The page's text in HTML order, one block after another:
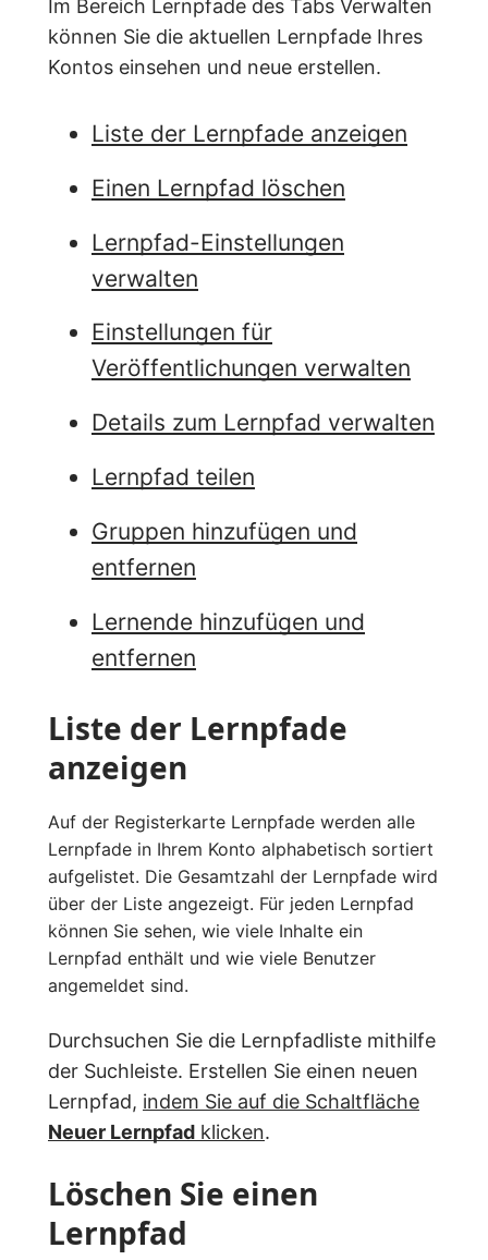
Im Bereich Lernpfade des Tabs Verwalten
können Sie die aktuellen Lernpfade Ihres
Kontos einsehen und neue erstellen.
Liste der Lernpfade anzeigen
Einen Lernpfad löschen
Lernpfad-Einstellungen
verwalten
Einstellungen für
Veröffentlichungen verwalten
Details zum Lernpfad verwalten
Lernpfad teilen
Gruppen hinzufügen und
entfernen
Lernende hinzufügen und
entfernen
Liste der Lernpfade
anzeigen
Auf der Registerkarte Lernpfade werden alle
Lernpfade in Ihrem Konto alphabetisch sortiert
aufgelistet. Die Gesamtzahl der Lernpfade wird
über der Liste angezeigt. Für jeden Lernpfad
können Sie sehen, wie viele Inhalte ein
Lernpfad enthält und wie viele Benutzer
angemeldet sind.
Durchsuchen Sie die Lernpfadliste mithilfe
der Suchleiste. Erstellen Sie einen neuen
Lernpfad, indem Sie auf die Schaltfläche
Neuer Lernpfad klicken.
Löschen Sie einen
Lernpfad